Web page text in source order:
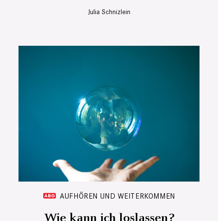
Julia Schnizlein
AUFHÖREN UND WEITERKOMMEN